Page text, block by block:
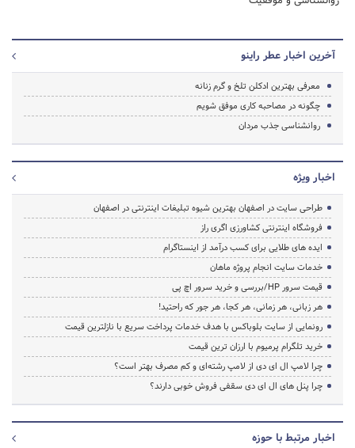
آخرین اخبار عطر راینو
معرفی بهترین ادکلن تلخ و گرم زنانه
چگونه در مصاحبه کاری موفق شویم
روانشناسی جذب مردان
اخبار ویژه
طراحی سایت در اصفهان بهترین شیوه تبلیغات اینترنتی در اصفهان
فروشگاه اینترنتی کشاورزی اگری راز
ایده های طلایی برای کسب درآمد از اینستاگرام
خدمات سایت انجام پروژه ماهان
قیمت سرور HP/بررسی و خرید سرور اچ پی
هر زبانی، هر زمانی، هر کجا، هر جور که راحتید!
رونمایی از سایت بلوباکس با هدف خدمات پرداخت سریع با نازلترین قیمت
خرید تلگرام پرمیوم با ارزان ترین قیمت
چرا لامپ ال ای دی از لامپ رشته‌ای و کم مصرف بهتر است؟
چرا پنل های ال ای دی سقفی فروش خوبی دارند؟
اخبار مرتبط با حوزه